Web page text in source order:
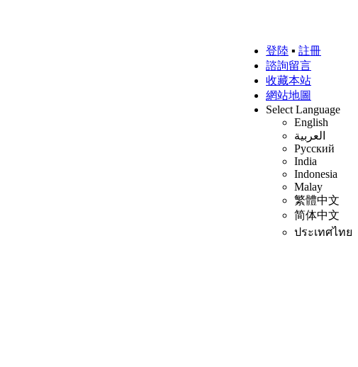
登陸 ▪ 註冊
諮詢留言
收藏本站
網站地圖
Select Language
English
العربية
Русский
India
Indonesia
Malay
繁體中文
简体中文
ประเทศไทย